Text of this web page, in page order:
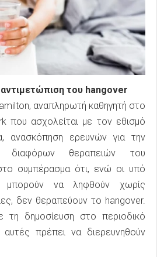
αντιμετώπιση του hangover
αναπληρωτή καθηγητή στο
που ασχολείται με τον εθισμό
ανασκόπηση ερευνών για την
διαφόρων θεραπειών του
συμπέρασμα ότι, ενώ οι υπό
μπορούν να ληφθούν χωρίς
δεν θεραπεύουν το hangover.
δημοσίευση στο περιοδικό
πρέπει να διερευνηθούν